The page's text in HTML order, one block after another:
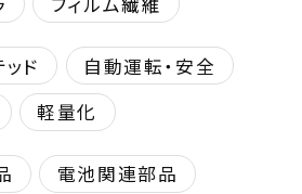
ド
自動運転・安全
軽量化
電池関連部品